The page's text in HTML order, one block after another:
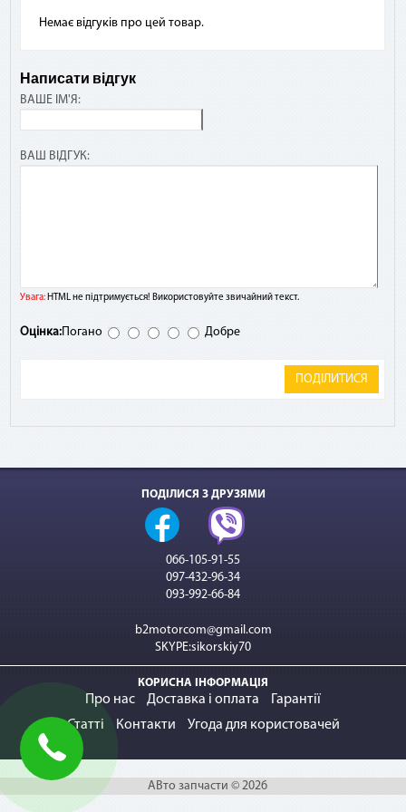
Немає відгуків про цей товар.
Написати відгук
ВАШЕ ІМ'Я:
ВАШ ВІДГУК:
Увага:HTML не підтримується! Використовуйте звичайний текст.
Оцінка:Погано Добре
ПОДІЛИТИСЯ
ПОДІЛИСЯ З ДРУЗЯМИ
066-105-91-55
097-432-96-34
093-992-66-84
b2motorcom@gmail.com
SKYPE:sikorskiy70
КОРИСНА ІНФОРМАЦІЯ
Про нас Доставка і оплата
Гарантії
Статті
Контакти Угода для користовачей
АВто запчасти © 2026